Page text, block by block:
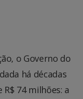
o Governo do
há décadas
74 milhões: a